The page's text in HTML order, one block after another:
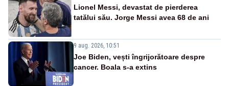
Lionel Messi, devastat de pierderea
tatălui său. Jorge Messi avea 68 de ani
9 aug. 2026, 10:51
Joe Biden, vești îngrijorătoare despre
cancer. Boala s-a extins